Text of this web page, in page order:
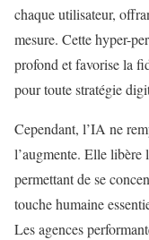
chaque utilisateur,
mesure. Cette hyper-
profond et favorise la
pour toute stratégie
Cependant, l’IA ne
l’augmente. Elle libère
permettant de se
touche humaine
Les agences